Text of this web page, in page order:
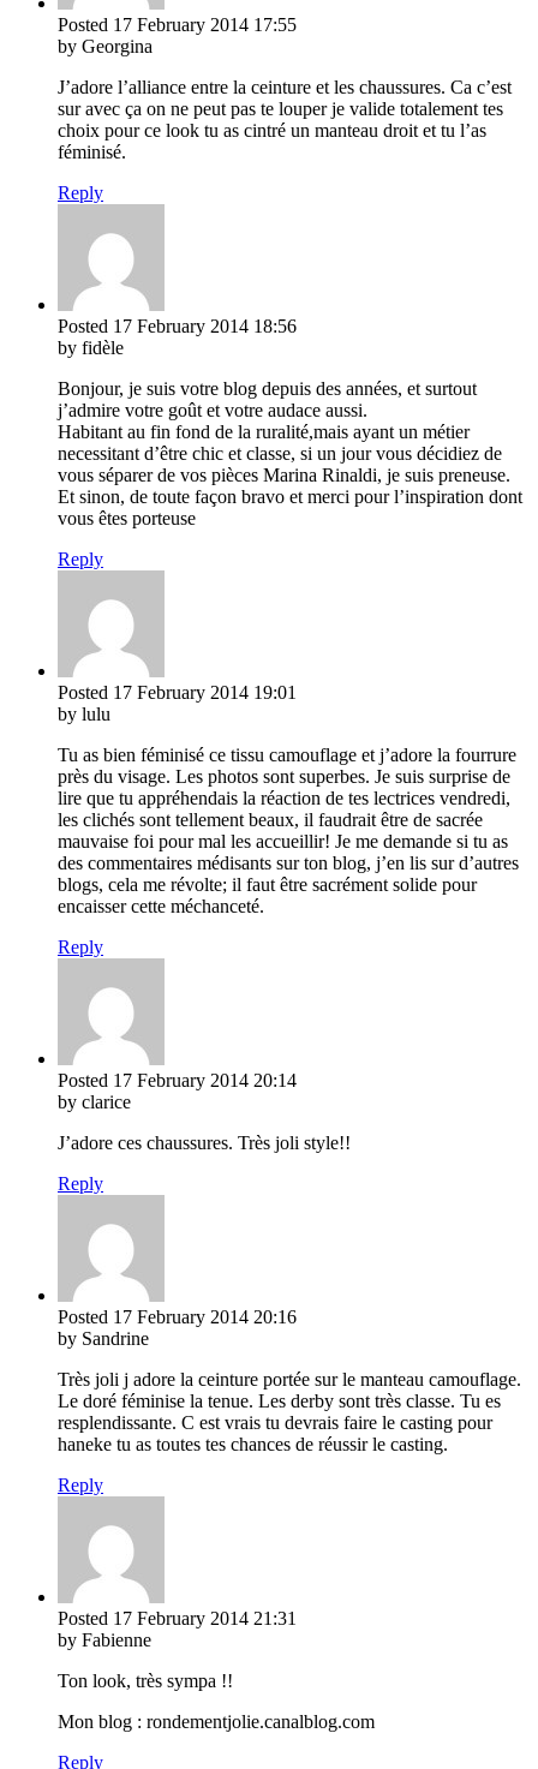
Posted 17 February 2014 17:55
by Georgina
J’adore l’alliance entre la ceinture et les chaussures. Ca c’est
sur avec ça on ne peut pas te louper je valide totalement tes
choix pour ce look tu as cintré un manteau droit et tu l’as
féminisé.
Reply
Posted 17 February 2014 18:56
by fidèle
Bonjour, je suis votre blog depuis des années, et surtout
j’admire votre goût et votre audace aussi.
Habitant au fin fond de la ruralité,mais ayant un métier
necessitant d’être chic et classe, si un jour vous décidiez de
vous séparer de vos pièces Marina Rinaldi, je suis preneuse.
Et sinon, de toute façon bravo et merci pour l’inspiration dont
vous êtes porteuse
Reply
Posted 17 February 2014 19:01
by lulu
Tu as bien féminisé ce tissu camouflage et j’adore la fourrure
près du visage. Les photos sont superbes. Je suis surprise de
lire que tu appréhendais la réaction de tes lectrices vendredi,
les clichés sont tellement beaux, il faudrait être de sacrée
mauvaise foi pour mal les accueillir! Je me demande si tu as
des commentaires médisants sur ton blog, j’en lis sur d’autres
blogs, cela me révolte; il faut être sacrément solide pour
encaisser cette méchanceté.
Reply
Posted 17 February 2014 20:14
by clarice
J’adore ces chaussures. Très joli style!!
Reply
Posted 17 February 2014 20:16
by Sandrine
Très joli j adore la ceinture portée sur le manteau camouflage.
Le doré féminise la tenue. Les derby sont très classe. Tu es
resplendissante. C est vrais tu devrais faire le casting pour
haneke tu as toutes tes chances de réussir le casting.
Reply
Posted 17 February 2014 21:31
by Fabienne
Ton look, très sympa !!
Mon blog : rondementjolie.canalblog.com
Reply